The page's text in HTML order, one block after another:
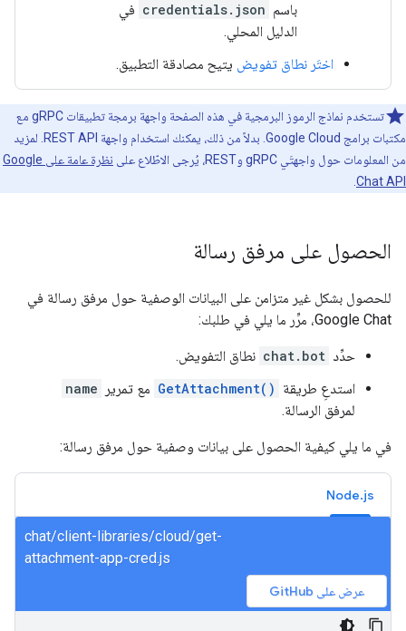
باسم credentials.json في
الدليل المحلي.
اختَر نطاق تفويض يتيح مصادقة التطبيق.
تستخدم نماذج الرموز البرمجية في هذه الصفحة واجهة برمجة تطبيقات gRPC مع
مكتبات برامج Google Cloud. بدلاً من ذلك، يمكنك استخدام واجهة REST API. لمزيد
من المعلومات حول واجهتَي gRPC وREST، يُرجى الاطّلاع على
نظرة عامة على Google
Chat API
الحصول على مرفق رسالة
للحصول بشكل غير متزامن على البيانات الوصفية حول مرفق رسالة في
Google Chat، مرِّر ما يلي في طلبك:
حدِّد chat.bot نطاق التفويض.
استدعِ طريقة GetAttachment() مع تمرير
name
لمرفق الرسالة.
في ما يلي كيفية الحصول على بيانات وصفية حول مرفق رسالة:
Node.js
chat/client-libraries/cloud/get-
attachment-app-cred.js
عرض على GitHub